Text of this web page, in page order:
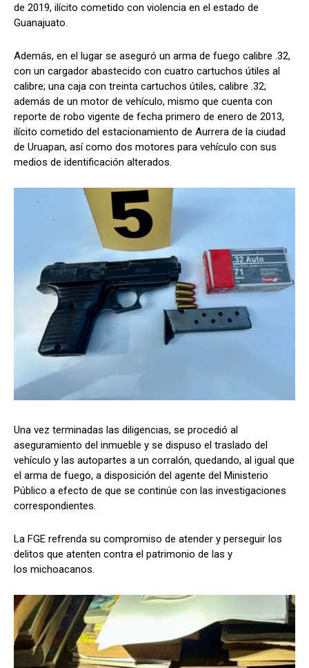
de 2019, ilícito cometido con violencia en el estado de
Guanajuato.
Además, en el lugar se aseguró un arma de fuego calibre .32,
con un cargador abastecido con cuatro cartuchos útiles al
calibre; una caja con treinta cartuchos útiles, calibre .32;
además de un motor de vehículo, mismo que cuenta con
reporte de robo vigente de fecha primero de enero de 2013,
ilícito cometido del estacionamiento de Aurrera de la ciudad
de Uruapan, así como dos motores para vehículo con sus
medios de identificación alterados.
Una vez terminadas las diligencias, se procedió al
aseguramiento del inmueble y se dispuso el traslado del
vehículo y las autopartes a un corralón, quedando, al igual que
el arma de fuego, a disposición del agente del Ministerio
Público a efecto de que se continúe con las investigaciones
correspondientes.
La FGE refrenda su compromiso de atender y perseguir los
delitos que atenten contra el patrimonio de las y
los michoacanos.